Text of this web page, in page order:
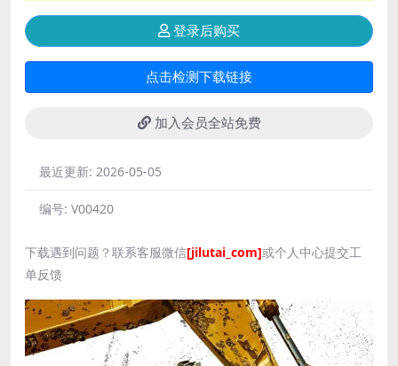
登录后购买
点击检测下载链接
加入会员全站免费
最近更新: 2026-05-05
编号: V00420
下载遇到问题？联系客服微信[jilutai_com]或个人中心提交工
单反馈